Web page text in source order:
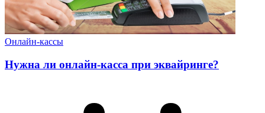
Онлайн-кассы
Нужна ли онлайн-касса при эквайринге?